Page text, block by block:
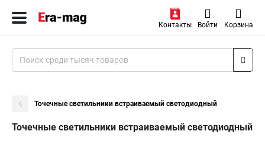
Контакты Войти Корзина
Точечные светильники встраиваемый светодиодный
Точечные светильники встраиваемый светодиодный